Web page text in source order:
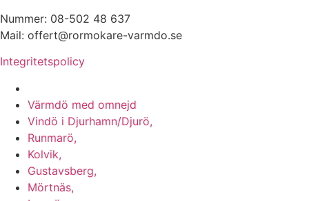
Nummer: 08-502 48 637
Mail: offert@rormokare-varmdo.se
Integritetspolicy
Värmdö med omnejd
Vindö i Djurhamn/Djurö,
Runmarö,
Kolvik,
Gustavsberg,
Mörtnäs,